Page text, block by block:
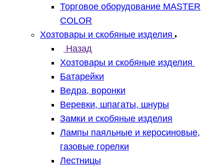
Торговое оборудование MASTER
COLOR
Хозтовары и скобяные изделия
Назад
Хозтовары и скобяные изделия
Батарейки
Ведра, воронки
Веревки, шпагаты, шнуры
Замки и скобяные изделия
Лампы паяльные и керосиновые,
газовые горелки
Лестницы